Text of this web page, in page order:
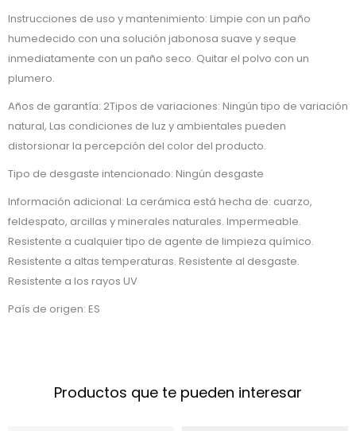
Instrucciones de uso y mantenimiento: Limpie con un paño
humedecido con una solución jabonosa suave y seque
inmediatamente con un paño seco. Quitar el polvo con un
plumero.
Años de garantía: 2Tipos de variaciones: Ningún tipo de variación
natural, Las condiciones de luz y ambientales pueden
distorsionar la percepción del color del producto.
Tipo de desgaste intencionado: Ningún desgaste
Información adicional: La cerámica está hecha de: cuarzo,
feldespato, arcillas y minerales naturales. Impermeable.
Resistente a cualquier tipo de agente de limpieza químico.
Resistente a altas temperaturas. Resistente al desgaste.
Resistente a los rayos UV
País de origen: ES
Productos que te pueden interesar